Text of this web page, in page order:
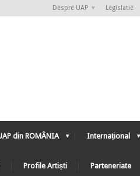
Despre UAP Legislatie
din ROMÂNIA Internațional
Profile Artiști Parteneriate